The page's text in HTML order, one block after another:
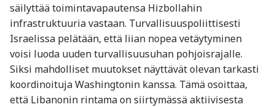
säilyttää toimintavapautensa Hizbollahin
infrastruktuuria vastaan. Turvallisuuspoliittisesti
Israelissa pelätään, että liian nopea vetäytyminen
voisi luoda uuden turvallisuusuhan pohjoisrajalle.
Siksi mahdolliset muutokset näyttävät olevan tarkasti
koordinoituja Washingtonin kanssa. Tämä osoittaa,
että Libanonin rintama on siirtymässä aktiivisesta